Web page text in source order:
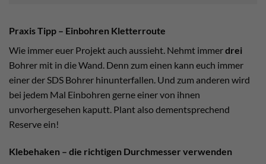
Praxis Tipp – Einbohren Kletterroute
Wie immer euer Projekt auch aussieht. Nehmt immerdrei
Bohrer mit in die Wand. Denn zum einen kann euch immer
einer der SDS Bohrer hinunterfallen. Und zum anderen wird
bei jedem Mal Einbohren gerne einer von ihnen
unvorhergesehen kaputt. Plant also dementsprechend
Reserve ein!
Klebehaken – die richtigen Durchmesser verwenden